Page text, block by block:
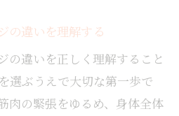
の違いを理解する
の違いを正しく理解すること
選ぶうえで大切な第一歩で
肉の緊張をゆるめ、身体全体